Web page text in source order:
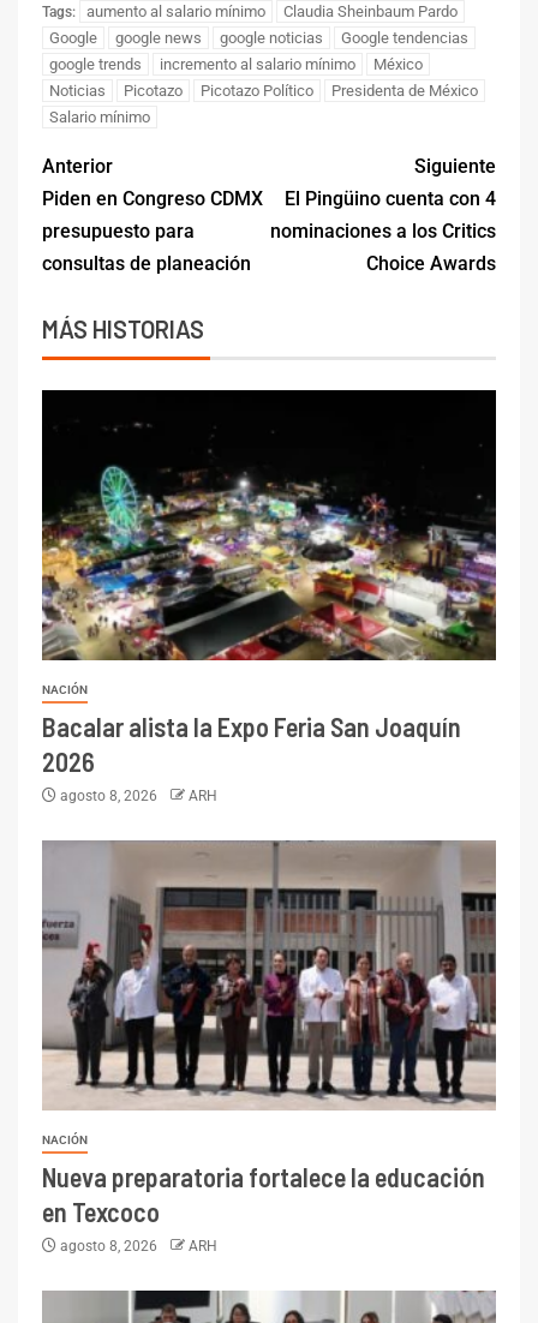
Tags: aumento al salario mínimo
Claudia Sheinbaum Pardo
Google
google news google noticias
Google tendencias
google trends
incremento al salario mínimo
México
Noticias
Picotazo Picotazo Político
Presidenta de México
Salario mínimo
Anterior
Piden en Congreso CDMX
presupuesto para
consultas de planeación
Siguiente
El Pingüino cuenta con 4
nominaciones a los Critics
Choice Awards
MÁS HISTORIAS
NACIÓN
Bacalar alista la Expo Feria San Joaquín
2026
agosto 8, 2026 ARH
NACIÓN
Nueva preparatoria fortalece la educación
en Texcoco
agosto 8, 2026 ARH